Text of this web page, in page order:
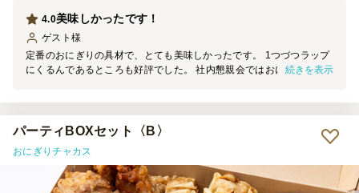
美味しかったです！
4.0
ゲスト 様
定番のおにぎりの具材で、とても美味しかったです。 1つづつラップ
にくるんであるところも好評でした。 社内懇親会ではおにぎりは毎
続きを表示
パーティBOXセット〈B〉
おにぎりチャカス